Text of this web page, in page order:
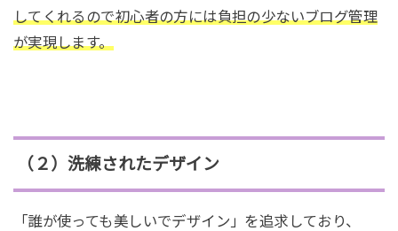
してくれるので初心者の方には負担の少ないブログ管理
が実現します。
（２）洗練されたデザイン
「誰が使っても美しいでデザイン」を追求しており、